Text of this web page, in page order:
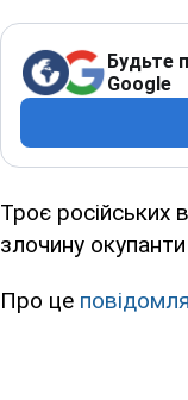
Будьте
Google
Троє російських
злочину
Про це